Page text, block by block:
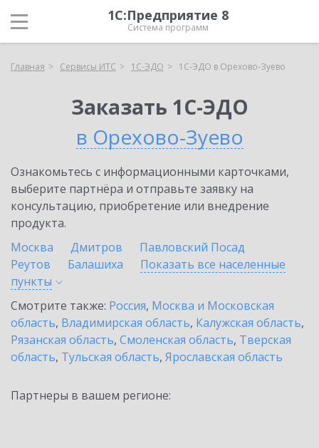
1С:Предприятие 8
Система программ
Главная Сервисы ИТС 1С-ЭДО 1С-ЭДО в Орехово-Зуево
Заказать 1С-ЭДО
в Орехово-Зуево
Ознакомьтесь с информационными карточками,
выберите партнёра и отправьте заявку на
консультацию, приобретение или внедрение
продукта.
Москва
Дмитров
Павловский Посад
Реутов
Балашиха
Показать все населенные
пункты
Смотрите также: Россия, Москва и Московская
область, Владимирская область, Калужская область,
Рязанская область, Смоленская область, Тверская
область, Тульская область, Ярославская область
Партнеры в вашем регионе: